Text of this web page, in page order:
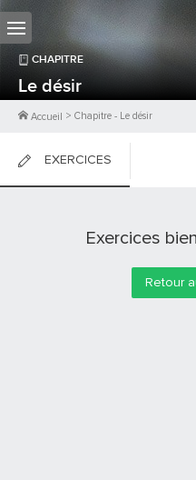
CHAPITRE
Le désir
Accueil > Chapitre - Le désir
EXERCICES
Exercices
Retour